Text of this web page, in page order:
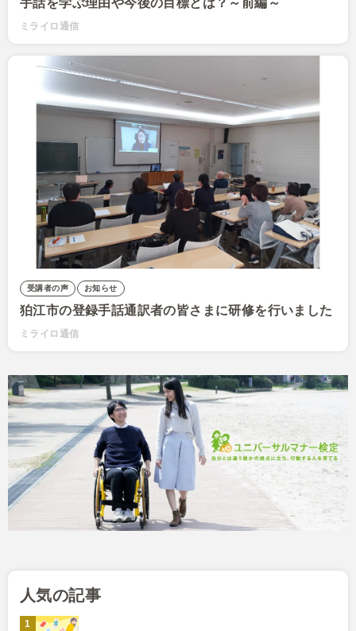
手話を学ぶ理由や今後の目標とは？～前編～
ミライロ通信
受講者の声 お知らせ
狛江市の登録手話通訳者の皆さまに研修を行いました
ミライロ通信
人気の記事